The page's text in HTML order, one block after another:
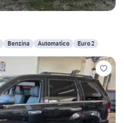
Benzina Automatico Euro 2